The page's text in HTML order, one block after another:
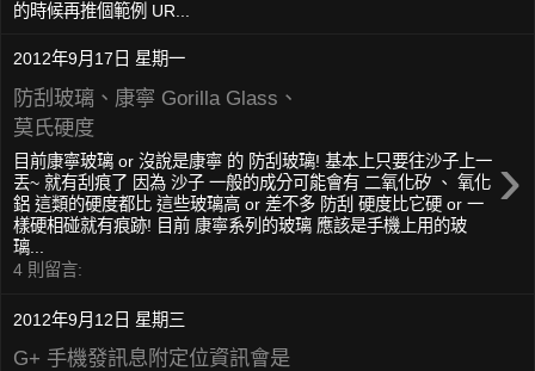
的時候再推個範例 UR...
2012年9月17日 星期一
防刮玻璃、康寧 Gorilla Glass、
莫氏硬度
›
目前康寧玻璃 or 沒說是康寧 的 防刮玻璃! 基本上只要往沙子上一
丟~ 就有刮痕了 因為 沙子 一般的成分可能會有 二氧化矽 、 氧化
鋁 這類的硬度都比 這些玻璃高 or 差不多 防刮 硬度比它硬 or 一
樣硬相碰就有痕跡! 目前 康寧系列的玻璃 應該是手機上用的玻
璃...
4 則留言:
2012年9月12日 星期三
G+ 手機發訊息附定位資訊會是